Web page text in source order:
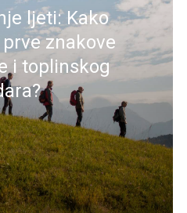
ljeti: Kako
znakove
i toplinskog